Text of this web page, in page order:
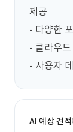
제공
- 다양한
- 클라우
- 사용자
AI 예상 견적